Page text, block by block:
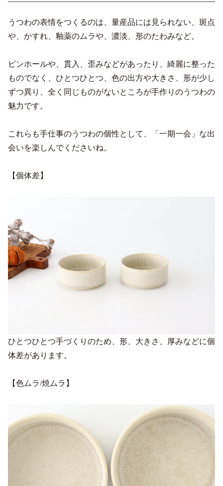
うつわの表情をつくるのは、量産品には見られない、斑点
や、かすれ、釉薬のムラや、濃淡、形のたわみなど。
ピンホールや、貫入、歪みなどがあったり、綺麗に整った
ものでなく、ひとつひとつ、色の出方や大きさ、形が少し
ずつ異り、全く同じものがないところが手作りのうつわの
魅力です。
これらも手仕事のうつわの個性として、「一期一会」な出
会いを楽しんでくださいね。
【個体差】
ひとつひとつ手づくりのため、形、大きさ、厚みなどに個
体差があります。
【色ムラ/焼ムラ】